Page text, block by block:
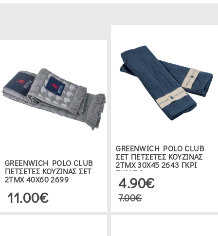
GREENWICH POLO CLUB
ΠΕΤΣΕΤΕΣ ΚΟΥΖΙΝΑΣ ΣΕΤ
2TMX 40Χ60 2699
11.00€
GREENWICH POLO CLUB
ΣΕΤ ΠΕΤΣΕΤΕΣ ΚΟΥΖΙΝΑΣ
2TMX 30Χ45 2643 ΓΚΡΙ
ΣΚΟΥΡΟ
4.90€
7.00€
FINESSE
€0.00